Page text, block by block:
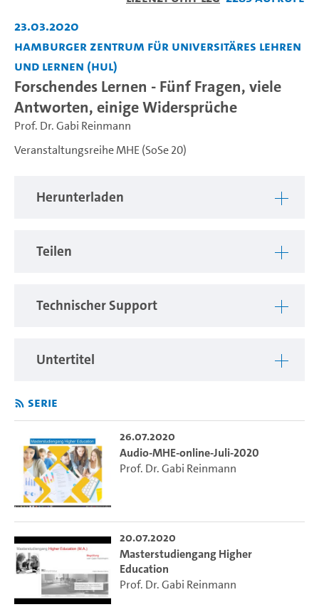
23.03.2020
Hamburger Zentrum für Universitäres Lehren
und Lernen (HUL)
Forschendes Lernen - Fünf Fragen, viele
Antworten, einige Widersprüche
Prof. Dr. Gabi Reinmann
Veranstaltungsreihe MHE (SoSe 20)
Herunterladen
Teilen
Technischer Support
Untertitel
Serie
26.07.2020
Audio-MHE-online-Juli-2020
Prof. Dr. Gabi Reinmann
20.07.2020
Masterstudiengang Higher
Education
Prof. Dr. Gabi Reinmann